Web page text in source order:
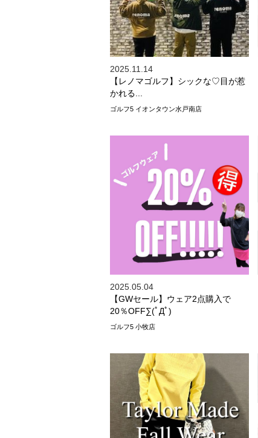
2025.11.14
【レノマゴルフ】シックな♡目が惹
かれる...
ゴルフ5 イオンタウン水戸南店
2025.05.04
【GWセール】ウェア2点購入で
20％OFF∑(ﾟДﾟ)
ゴルフ5 小牧店